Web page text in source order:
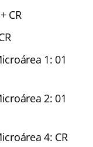
CR
1: 01
2: 01
4: CR